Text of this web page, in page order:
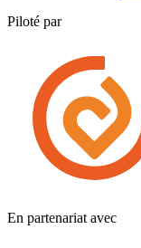
Piloté par
En partenariat avec